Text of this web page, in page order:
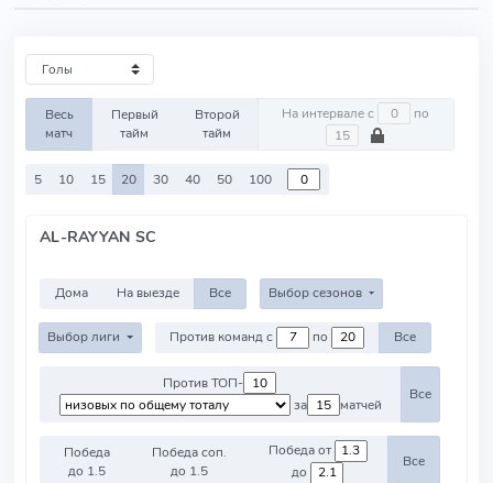
Весь
матч
Первый
тайм
Второй
тайм
На интервале с по
5 10 15 20 30 40 50 100
AL-RAYYAN SC
Дома На выезде Все Выбор сезонов
Выбор лиги Против команд с по Все
Против ТОП-
за
матчей
Все
Победа
до 1.5
Победа соп.
до 1.5
Победа от
до
Все